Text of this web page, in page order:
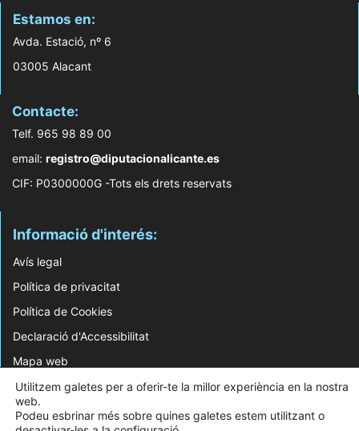
Estamos en:
Avda. Estació, nº 6
03005 Alacant
Contacte:
Telf. 965 98 89 00
email: registro@diputacionalicante.es
CIF: P0300000G -Tots els drets reservats
Informació d'interés:
Avís legal
Política de privacitat
Política de Cookies
Declaració d'Accessibilitat
Mapa web
© 2026 Web Desenvolupada pel Servei d'Informàtica de Diputació d'Alacant
Utilitzem galetes per a oferir-te la millor experiència en la nostra
web.
Podeu esbrinar més sobre quines galetes estem utilitzant o